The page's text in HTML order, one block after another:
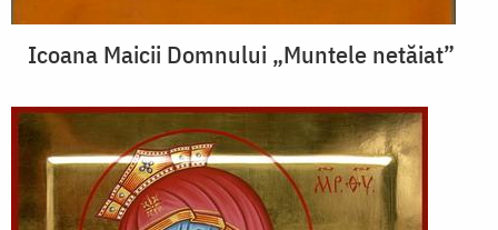
Icoana Maicii Domnului „Muntele netăiat”